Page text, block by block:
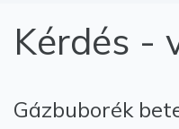
Kérdés -
Gázbuborék